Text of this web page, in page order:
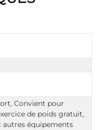
Convient pour
de poids gratuit,
autres équipements